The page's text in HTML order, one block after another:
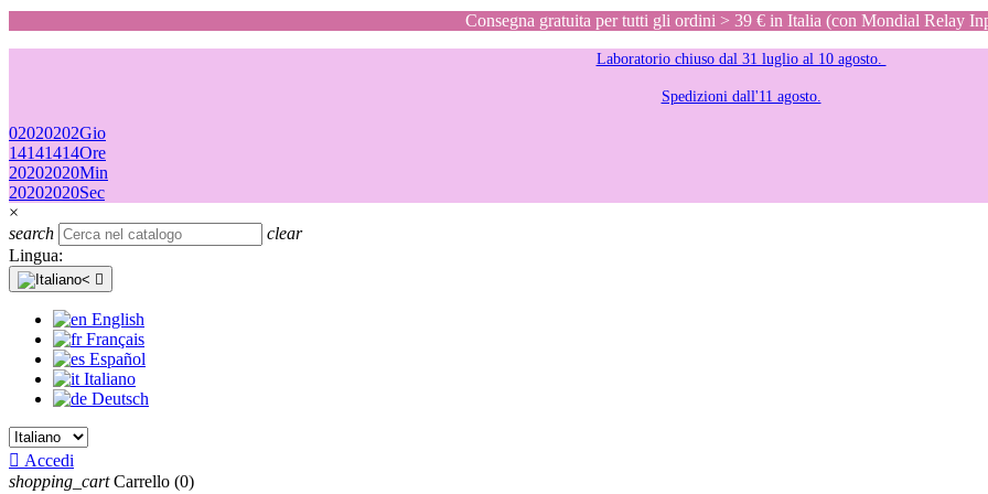
Consegna gratuita per tutti gli ordini > 39 € in Italia (con Mondial Relay
Laboratorio chiuso dal 31 luglio al 10 agosto.
Spedizioni dall'11 agosto.
02020202Gio
14141414Ore
20202020Min
20202020Sec
×
search
clear
Lingua:

English
Français
Español
Italiano
Deutsch
 Accedi
shopping_cart Carrello (0)